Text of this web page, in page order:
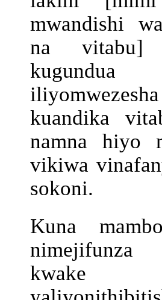
mwandishi
na vitabu]
iliyomwezesha
kuandika
namna hiyo
vikiwa
sokoni.
Kuna
kwake